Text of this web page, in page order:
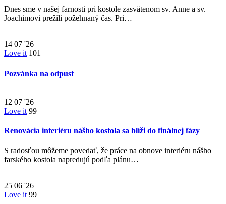
Dnes sme v našej farnosti pri kostole zasvätenom sv. Anne a sv.
Joachimovi prežili požehnaný čas. Pri…
14 07 '26
Love it 101
Pozvánka na odpust
12 07 '26
Love it 99
Renovácia interiéru nášho kostola sa blíži do finálnej fázy
S radosťou môžeme povedať, že práce na obnove interiéru nášho
farského kostola napredujú podľa plánu…
25 06 '26
Love it 99